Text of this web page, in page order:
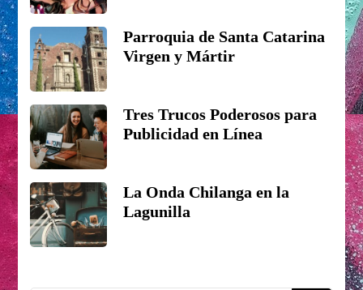
Parroquia de Santa Catarina
Virgen y Mártir
Tres Trucos Poderosos para
Publicidad en Línea
La Onda Chilanga en la
Lagunilla